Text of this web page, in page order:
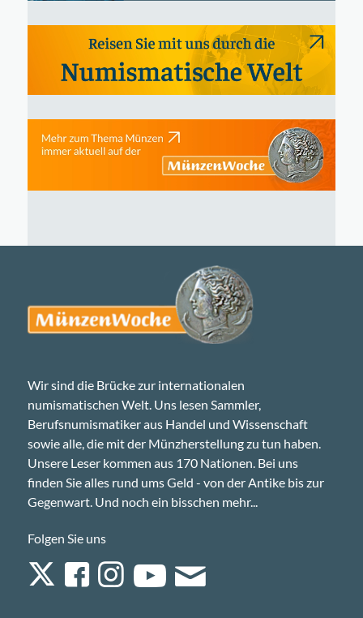
Wir sind die Brücke zur internationalen
numismatischen Welt. Uns lesen Sammler,
Berufsnumismatiker aus Handel und Wissenschaft
sowie alle, die mit der Münzherstellung zu tun haben.
Unsere Leser kommen aus 170 Nationen. Bei uns
finden Sie alles rund ums Geld - von der Antike bis zur
Gegenwart. Und noch ein bisschen mehr...
Folgen Sie uns